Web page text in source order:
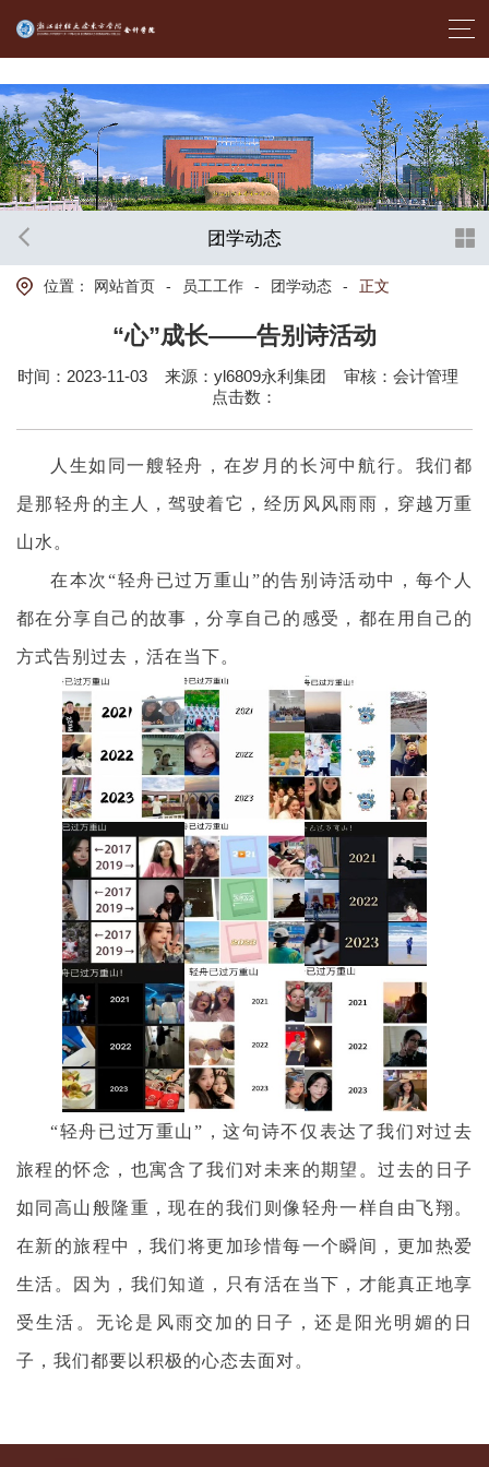
团学动态
位置： 网站首页 - 员工工作 - 团学动态 - 正文
“心”成长——告别诗活动
时间：2023-11-03 来源：yl6809永利集团
审核：会计管理
点击数：
人生如同一艘轻舟，在岁月的长河中航行。我们都
是那轻舟的主人，驾驶着它，经历风风雨雨，穿越万重
山水。
在本次“轻舟已过万重山”的告别诗活动中，每个人
都在分享自己的故事，分享自己的感受，都在用自己的
方式告别过去，活在当下。
“轻舟已过万重山”，这句诗不仅表达了我们对过去
旅程的怀念，也寓含了我们对未来的期望。过去的日子
如同高山般隆重，现在的我们则像轻舟一样自由飞翔。
在新的旅程中，我们将更加珍惜每一个瞬间，更加热爱
生活。因为，我们知道，只有活在当下，才能真正地享
受生活。无论是风雨交加的日子，还是阳光明媚的日
子，我们都要以积极的心态去面对。